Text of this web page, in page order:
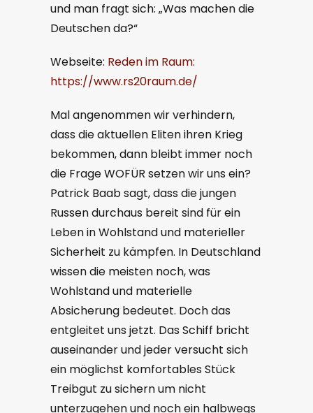
und man fragt sich: „Was machen die
Deutschen da?“
Webseite: Reden im Raum:
https://www.rs20raum.de/
Mal angenommen wir verhindern,
dass die aktuellen Eliten ihren Krieg
bekommen, dann bleibt immer noch
die Frage WOFÜR setzen wir uns ein?
Patrick Baab sagt, dass die jungen
Russen durchaus bereit sind für ein
Leben in Wohlstand und materieller
Sicherheit zu kämpfen. In Deutschland
wissen die meisten noch, was
Wohlstand und materielle
Absicherung bedeutet. Doch das
entgleitet uns jetzt. Das Schiff bricht
auseinander und jeder versucht sich
ein möglichst komfortables Stück
Treibgut zu sichern um nicht
unterzugehen und noch ein halbwegs